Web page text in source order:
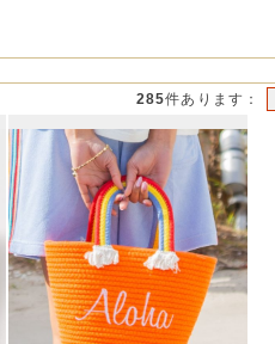
285件あります ：